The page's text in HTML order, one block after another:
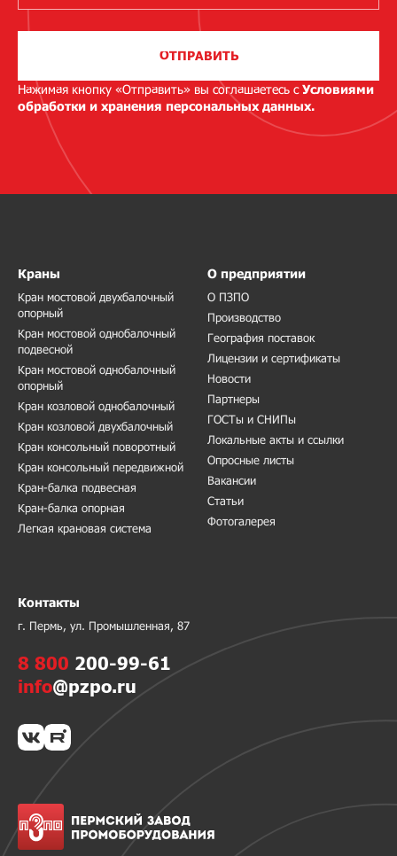
ОТПРАВИТЬ
Нажимая кнопку «Отправить» вы соглашаетесь сУсловиями
обработки и хранения персональных данных.
Краны
Кран мостовой двухбалочный
опорный
Кран мостовой однобалочный
подвесной
Кран мостовой однобалочный
опорный
Кран козловой однобалочный
Кран козловой двухбалочный
Кран консольный поворотный
Кран консольный передвижной
Кран-балка подвесная
Кран-балка опорная
Легкая крановая система
О предприятии
О ПЗПО
Производство
География поставок
Лицензии и сертификаты
Новости
Партнеры
ГОСТы и СНИПы
Локальные акты и ссылки
Опросные листы
Вакансии
Статьи
Фотогалерея
Контакты
г. Пермь, ул. Промышленная, 87
8 800 200-99-61
info@pzpo.ru